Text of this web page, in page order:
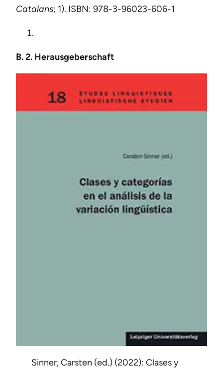
Catalans; 1). ISBN: 978-3-96023-606-1
B. 2. Herausgeberschaft
Sinner, Carsten (ed.) (2022): Clases y